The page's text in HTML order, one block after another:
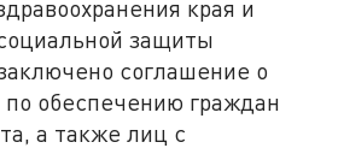
края и
защиты
соглашение о
обеспечению граждан
а также лиц с